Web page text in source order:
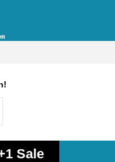
Sale